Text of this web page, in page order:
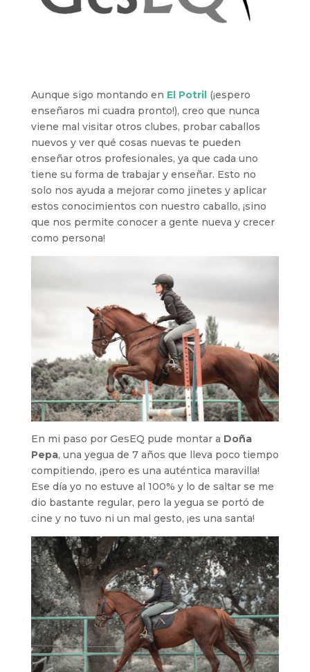
Aunque sigo montando en El Potril(¡espero
enseñaros mi cuadra pronto!), creo que nunca
viene mal visitar otros clubes, probar caballos
nuevos y ver qué cosas nuevas te pueden
enseñar otros profesionales, ya que cada uno
tiene su forma de trabajar y enseñar. Esto no
solo nos ayuda a mejorar como jinetes y aplicar
estos conocimientos con nuestro caballo, ¡sino
que nos permite conocer a gente nueva y crecer
como persona!
En mi paso por GesEQ pude montar a Doña
Pepa, una yegua de 7 años que lleva poco tiempo
compitiendo, ¡pero es una auténtica maravilla!
Ese día yo no estuve al 100% y lo de saltar se me
dio bastante regular, pero la yegua se portó de
cine y no tuvo ni un mal gesto, ¡es una santa!